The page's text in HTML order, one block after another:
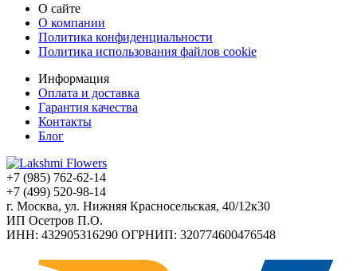
О сайте
О компании
Политика конфиденциальности
Политика использования файлов cookie
Информация
Оплата и доставка
Гарантия качества
Контакты
Блог
+7 (985) 762-62-14
+7 (499) 520-98-14
г. Москва, ул. Нижняя Красносельская, 40/12к30
ИП Осетров П.О.
ИНН: 432905316290 ОГРНИП: 320774600476548